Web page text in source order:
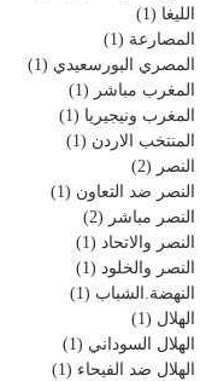
الليغا (1)
المصارعة (1)
المصري البورسعيدي (1)
المغرب مباشر (1)
المغرب ونيجيريا (1)
المنتخب الاردن (1)
النصر (2)
النصر ضد التعاون (1)
النصر مباشر (2)
النصر والاتحاد (1)
النصر والخلود (1)
النهضة.الشباب (1)
الهلال (1)
الهلال السوداني (1)
الهلال ضد الفيحاء (1)